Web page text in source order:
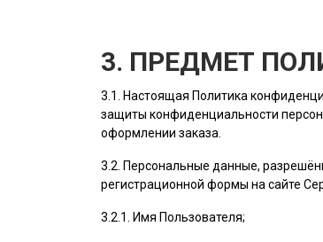
3. ПРЕДМЕТ
3.1. Настоящая Политика
защиты конфиденциальности
оформлении заказа.
3.2. Персональные данные,
регистрационной формы на cайте
3.2.1. Имя Пользователя;